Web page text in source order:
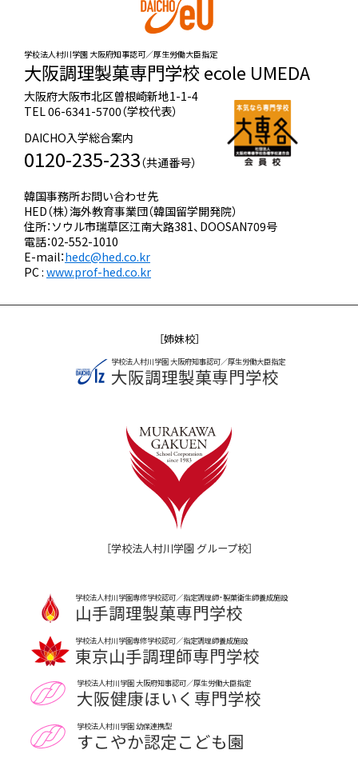
学校法人村川学園 大阪府知事認可／厚生労働大臣指定
大阪調理製菓専門学校 ecole UMEDA
大阪府大阪市北区曽根崎新地1-1-4
TEL 06-6341-5700（学校代表）
DAICHO入学総合案内
0120-235-233（共通番号）
韓国事務所お問い合わせ先
HED（株）海外教育事業団（韓国留学開発院）
住所：ソウル市瑞草区江南大路381、DOOSAN709号
電話：02-552-1010
E-mail：hedc@hed.co.kr
PC : www.prof-hed.co.kr
［姉妹校］
学校法人村川学園 大阪府知事認可／厚生労働大臣指定
大阪調理製菓専門学校
［学校法人村川学園 グループ校］
学校法人村川学園専修学校認可／指定調理師・製菓衛生師養成施設
山手調理製菓専門学校
学校法人村川学園専修学校認可／指定調理師養成施設
東京山手調理師専門学校
学校法人村川学園 大阪府知事認可／厚生労働大臣指定
大阪健康ほいく専門学校
学校法人村川学園 幼保連携型
すこやか認定こども園